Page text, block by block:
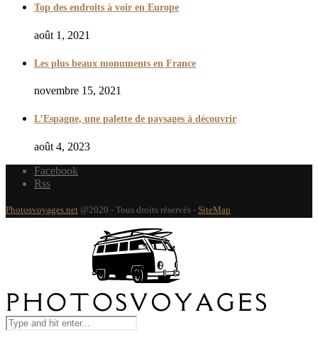
Top des endroits à voir en Europe
août 1, 2021
Les plus beaux monuments en France
novembre 15, 2021
L’Espagne, une palette de paysages à découvrir
août 4, 2023
Facebook
Rss
Photosvoyages.net @2020 - Tous droits réservés - SiteMap